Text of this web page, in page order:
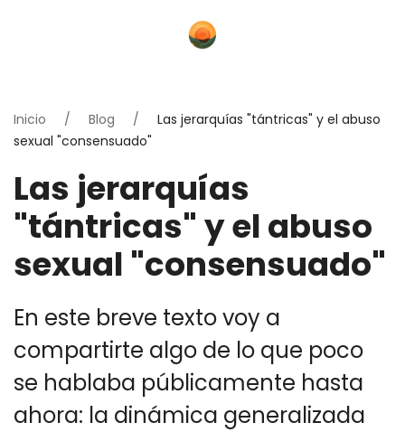
Inicio Blog
Las jerarquías "tántricas" y el abuso
sexual "consensuado"
Las jerarquías
"tántricas" y el abuso
sexual "consensuado"
En este breve texto voy a
compartirte algo de lo que poco
se hablaba públicamente hasta
ahora: la dinámica generalizada